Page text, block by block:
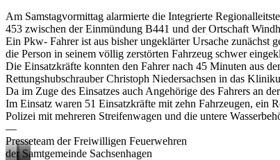
Am Samstagvormittag alarmierte die Integrierte
453 zwischen der Einmündung B441 und der Ortschaft
Ein Pkw- Fahrer ist aus bisher ungeklärter Ursache zunächst
die Person in seinem völlig zerstörten Fahrzeug schwer
Die Einsatzkräfte konnten den Fahrer nach 45 Minuten aus
Rettungshubschrauber Christoph Niedersachsen in das
Da im Zuge des Einsatzes auch Angehörige des Fahrers an
Im Einsatz waren 51 Einsatzkräfte mit zehn Fahrzeugen, ein
Polizei mit mehreren Streifenwagen und die untere
—
Presseteam der Freiwilligen Feuerwehren
der Samtgemeinde Sachsenhagen